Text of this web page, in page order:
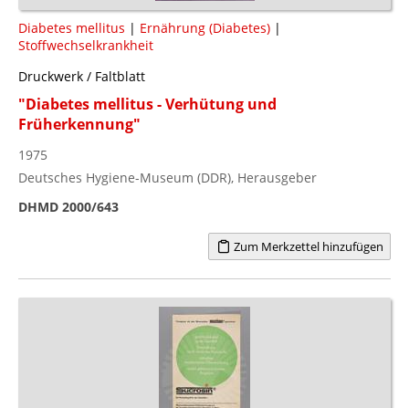
Diabetes mellitus | Ernährung (Diabetes) |
Stoffwechselkrankheit
Druckwerk / Faltblatt
"Diabetes mellitus - Verhütung und
Früherkennung"
1975
Deutsches Hygiene-Museum (DDR), Herausgeber
DHMD 2000/643
Zum Merkzettel hinzufügen